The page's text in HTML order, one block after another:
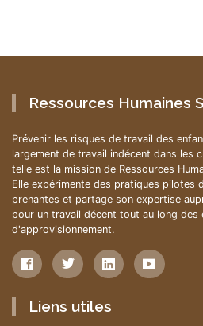
Ressources Humaines
Prévenir les risques de travail des
largement de travail indécent dans les
telle est la mission de Ressources
Elle expérimente des pratiques pilotes
prenantes et partage son expertise
pour un travail décent tout au long des
d'approvisionnement.
Liens utiles